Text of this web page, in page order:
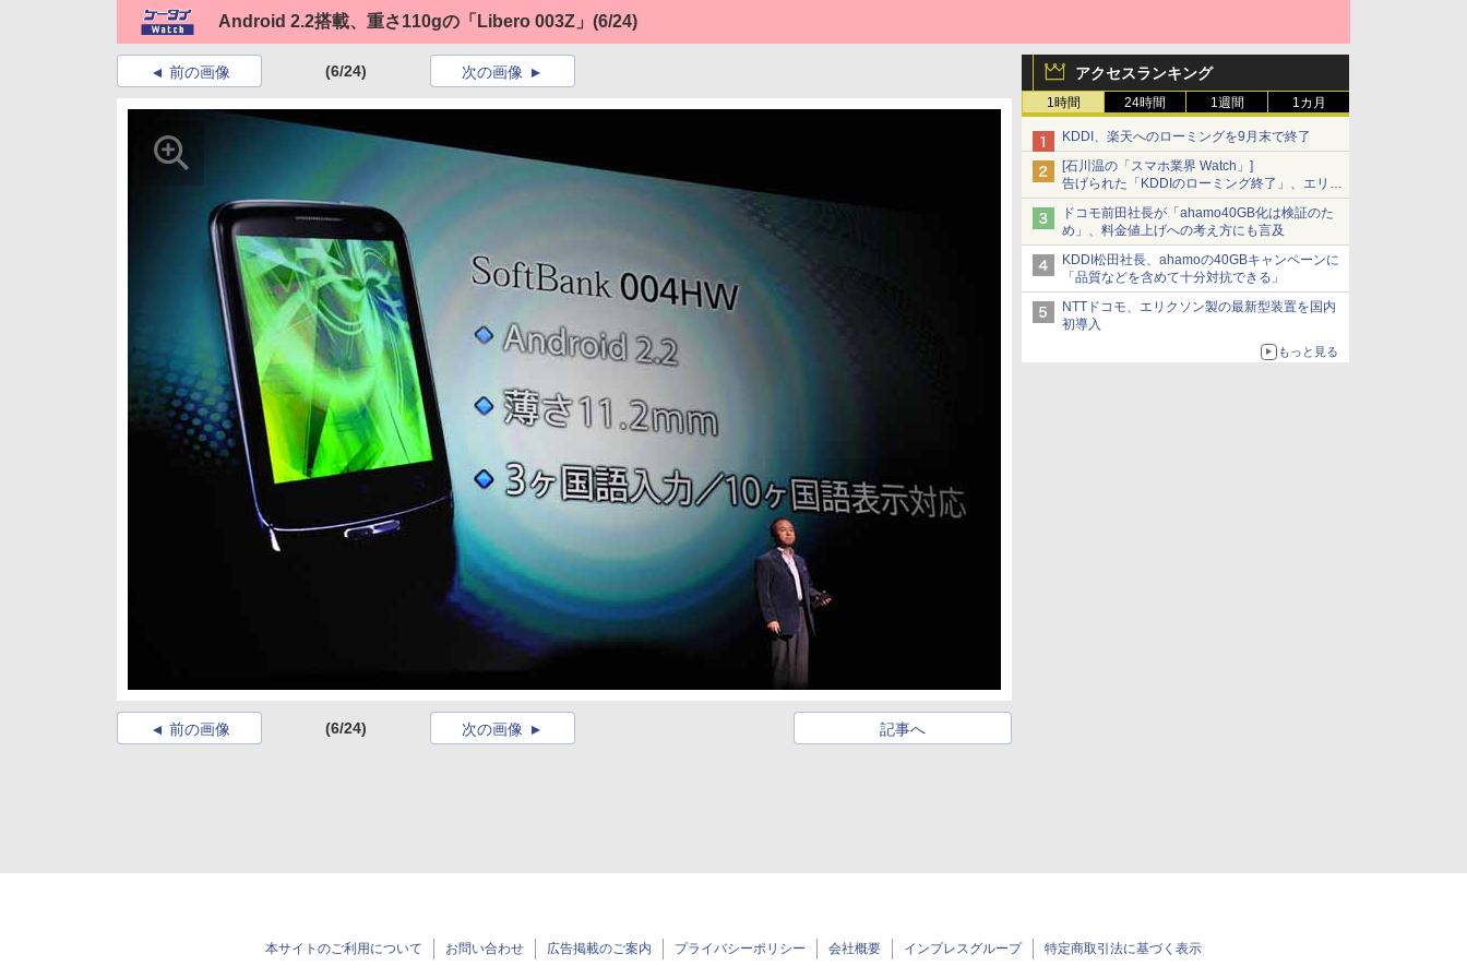
Android 2.2搭載、重さ110gの「Libero 003Z」 (6/24)
アクセスランキング
1時間 24時間 1週間 1カ月
KDDI、楽天へのローミングを9月末で終了
[石川温の「スマホ業界 Watch」]
告げられた「KDDIのローミング終了」、エリア
マップの落とし穴と楽天モバイルの課題
ドコモ前田社長が「ahamo40GB化は検証のた
め」、料金値上げへの考え方にも言及
KDDI松田社長、ahamoの40GBキャンペーンに
「品質などを含めて十分対抗できる」
NTTドコモ、エリクソン製の最新型装置を国内
初導入
もっと見る
前の画像 (6/24) 次の画像
前の画像 (6/24) 記事へ
次の画像
本サイトのご利用について お問い合わせ 広告掲載のご案内 プライバシーポリシー 会社概要 インプレスグループ 特定商取引法に基づく表示